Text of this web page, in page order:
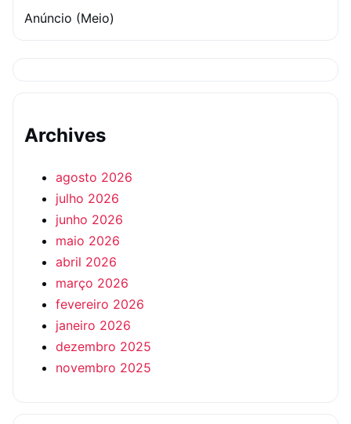
Anúncio (Meio)
Archives
agosto 2026
julho 2026
junho 2026
maio 2026
abril 2026
março 2026
fevereiro 2026
janeiro 2026
dezembro 2025
novembro 2025